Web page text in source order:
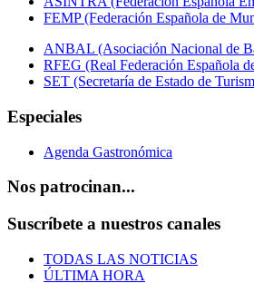
FEMP (Federación Española de
ANBAL (Asociación Nacional de
RFEG (Real Federación Española
SET (Secretaría de Estado de
Especiales
Agenda Gastronómica
Nos patrocinan...
Suscríbete a nuestros canales
TODAS LAS NOTICIAS
ÚLTIMA HORA